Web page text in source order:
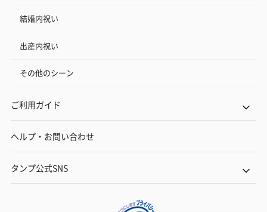
結婚内祝い
出産内祝い
その他のシーン
ご利用ガイド
ヘルプ・お問い合わせ
タンプ公式SNS